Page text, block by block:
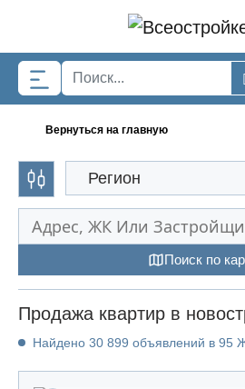
Вернуться на главную
Регион
Поиск по
Продажа квартир в
Найдено 30 899 объявлений в 95